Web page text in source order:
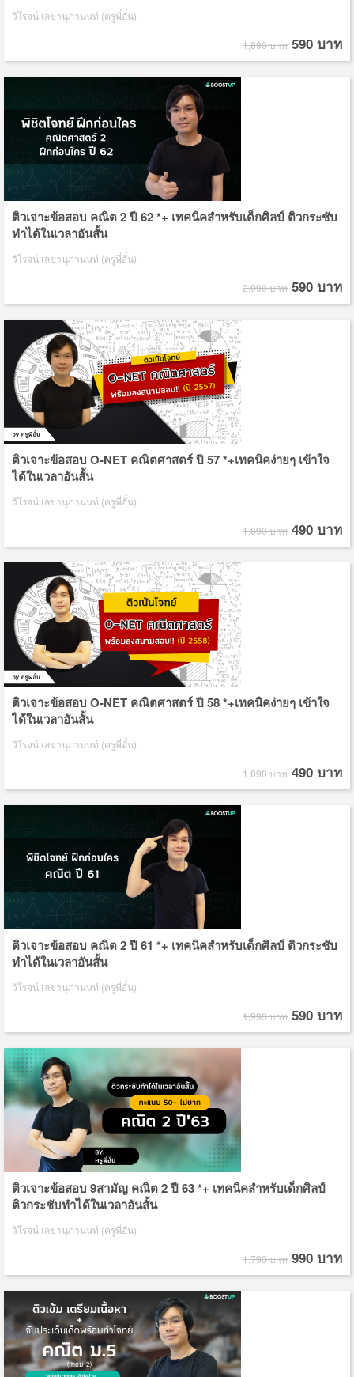
วิโรจน์ เลขานุภานนท์ (ครูพี่อั๋น)
1,890 บาท 590 บาท
ติวเจาะข้อสอบ คณิต 2 ปี 62 *+ เทคนิคสำหรับเด็กศิลป์ ติวกระชับ
ทำได้ในเวลาอันสั้น
วิโรจน์ เลขานุภานนท์ (ครูพี่อั๋น)
2,090 บาท 590 บาท
ติวเจาะข้อสอบ O-NET คณิตศาสตร์ ปี 57 *+เทคนิคง่ายๆ เข้าใจ
ได้ในเวลาอันสั้น
วิโรจน์ เลขานุภานนท์ (ครูพี่อั๋น)
1,890 บาท 490 บาท
ติวเจาะข้อสอบ O-NET คณิตศาสตร์ ปี 58 *+เทคนิคง่ายๆ เข้าใจ
ได้ในเวลาอันสั้น
วิโรจน์ เลขานุภานนท์ (ครูพี่อั๋น)
1,890 บาท 490 บาท
ติวเจาะข้อสอบ คณิต 2 ปี 61 *+ เทคนิคสำหรับเด็กศิลป์ ติวกระชับ
ทำได้ในเวลาอันสั้น
วิโรจน์ เลขานุภานนท์ (ครูพี่อั๋น)
1,990 บาท 590 บาท
ติวเจาะข้อสอบ 9สามัญ คณิต 2 ปี 63 *+ เทคนิคสำหรับเด็กศิลป์
ติวกระชับทำได้ในเวลาอันสั้น
วิโรจน์ เลขานุภานนท์ (ครูพี่อั๋น)
1,790 บาท 990 บาท